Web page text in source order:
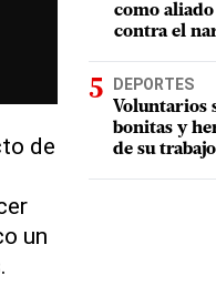
de
un
como
contra el
DEPORTES
Voluntarios
bonitas y
de su